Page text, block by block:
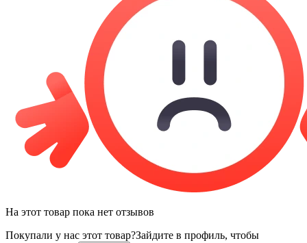
На этот товар пока нет отзывов
Покупали у нас этот товар?Зайдите в профиль, чтобы